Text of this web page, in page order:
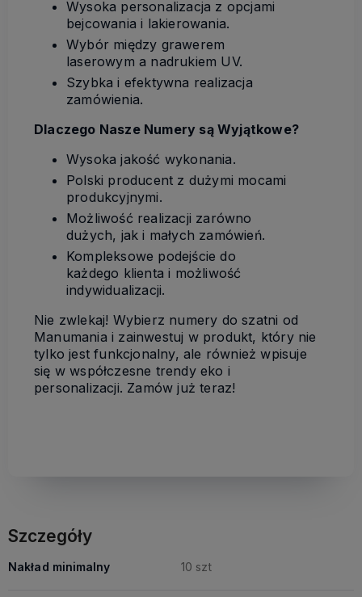
Wysoka personalizacja z opcjami
bejcowania i lakierowania.
Wybór między grawerem
laserowym a nadrukiem UV.
Szybka i efektywna realizacja
zamówienia.
Dlaczego Nasze Numery są Wyjątkowe?
Wysoka jakość wykonania.
Polski producent z dużymi mocami
produkcyjnymi.
Możliwość realizacji zarówno
dużych, jak i małych zamówień.
Kompleksowe podejście do
każdego klienta i możliwość
indywidualizacji.
Nie zwlekaj! Wybierz numery do szatni od
Manumania i zainwestuj w produkt, który nie
tylko jest funkcjonalny, ale również wpisuje
się w współczesne trendy eko i
personalizacji. Zamów już teraz!
Szczegóły
Nakład minimalny 10 szt